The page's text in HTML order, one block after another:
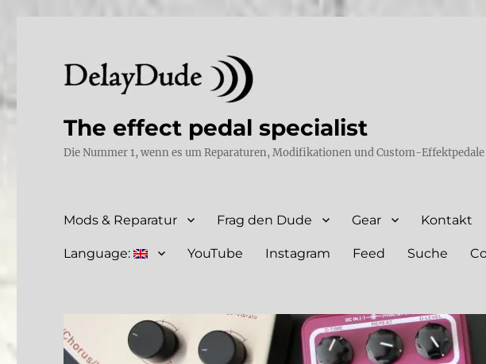
The effect pedal specialist
Die Nummer 1, wenn es um Reparaturen, Modifikationen und Custom-
Mods & Reparatur Frag den Dude Gear Kontakt
Language: YouTube Instagram Feed Suche